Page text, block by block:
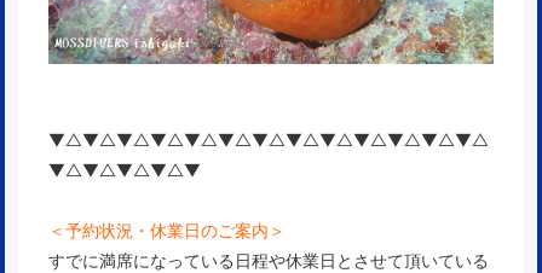
▼△▼△▼△▼△▼△▼△▼△▼△▼△▼△▼△▼△▼△
▼△▼△▼△▼△▼
＜予約状況・休業日のご案内＞
すでに満席になっている日程や休業日とさせて頂いている